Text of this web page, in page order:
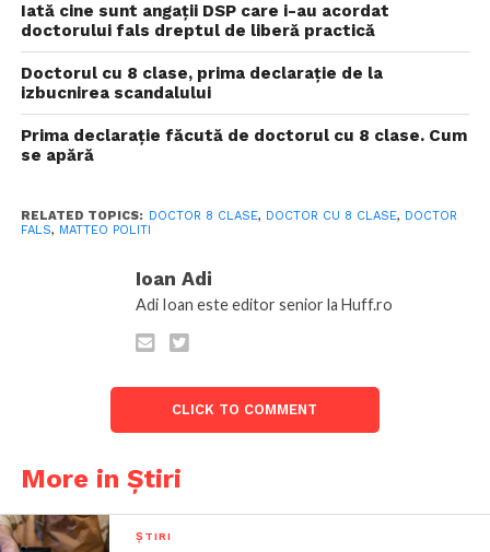
Iată cine sunt angații DSP care i-au acordat
doctorului fals dreptul de liberă practică
Doctorul cu 8 clase, prima declarație de la
izbucnirea scandalului
Prima declarație făcută de doctorul cu 8 clase. Cum
se apără
RELATED TOPICS: DOCTOR 8 CLASE, DOCTOR CU 8 CLASE, DOCTOR
FALS, MATTEO POLITI
Ioan Adi
Adi Ioan este editor senior la Huff.ro
CLICK TO COMMENT
More in Știri
ȘTIRI